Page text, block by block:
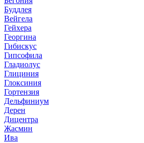
Буддлея
Вейгела
Гейхера
Георгина
Гибискус
Гипсофила
Гладиолус
Глициния
Глоксиния
Гортензия
Дельфиниум
Дерен
Дицентра
Жасмин
Ива